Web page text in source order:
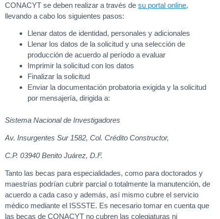
CONACYT se deben realizar a través de su portal online,
llevando a cabo los siguientes pasos:
Llenar datos de identidad, personales y adicionales
Llenar los datos de la solicitud y una selección de
producción de acuerdo al período a evaluar
Imprimir la solicitud con los datos
Finalizar la solicitud
Enviar la documentación probatoria exigida y la solicitud
por mensajería, dirigida a:
Sistema Nacional de Investigadores
Av. Insurgentes Sur 1582, Col. Crédito Constructor,
C.P. 03940 Benito Juárez, D.F.
Tanto las becas para especialidades, como para doctorados y
maestrías podrían cubrir parcial o totalmente la manutención, de
acuerdo a cada caso y además, así mismo cubre el servicio
médico mediante el ISSSTE. Es necesario tomar en cuenta que
las becas de CONACYT no cubren las colegiaturas ni